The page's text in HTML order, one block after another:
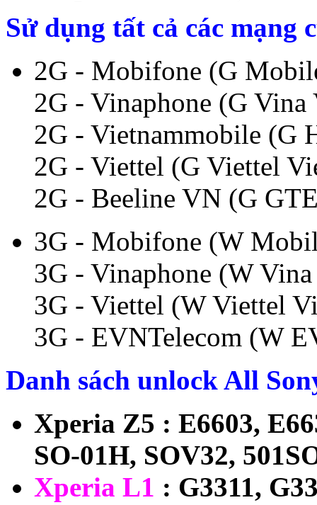
Sử dụng tất cả các mạng
2G - Mobifone (G
2G - Vinaphone (G Vina
2G - Vietnammobile (G
2G - Viettel (G Viettel
2G - Beeline VN (G
3G - Mobifone (W
3G - Vinaphone (W
3G - Viettel (W Viettel
3G - EVNTelecom (W
Danh sách unlock All
Xperia Z5 : E6603,
SO-01H, SOV32,
Xperia L1 : G3311,